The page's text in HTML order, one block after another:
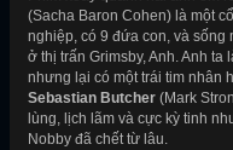
(Sacha Baron Cohen) là một
nghiệp, có 9 đứa con, và
ở thị trấn Grimsby, Anh. Anh
nhưng lại có một trái tim nhân
Sebastian Butcher (Mark
lùng, lịch lãm và cực kỳ tinh
Nobby đã chết từ lâu.